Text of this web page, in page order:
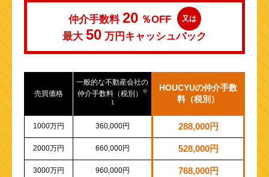
仲介手数料 20 ％OFF 又は
最大 50 万円 キャッシュバック
売買価格
一般的な不動産会社の
仲介手数料（税別）
※
1
HOUCYUの仲介手数
料（税別）
1000万円 360,000円 288,000円
2000万円 660,000円 528,000円
3000万円 960,000円 768,000円